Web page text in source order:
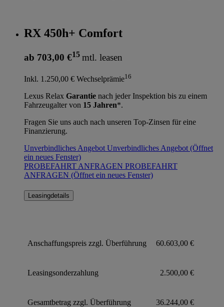
RX 450h+ Comfort
ab 703,00 €15 mtl. leasen
Inkl. 1.250,00 € Wechselprämie16
Lexus Relax Garantie nach jeder Inspektion bis zu einem
Fahrzeugalter von 15 Jahren*.
Fragen Sie uns auch nach unseren Top-Zinsen für eine
Finanzierung.
Unverbindliches Angebot Unverbindliches Angebot (Öffnet
ein neues Fenster)
PROBEFAHRT ANFRAGEN PROBEFAHRT
ANFRAGEN (Öffnet ein neues Fenster)
Leasingdetails
Anschaffungspreis zzgl. Überführung 60.603,00 €
Leasingsonderzahlung 2.500,00 €
Gesamtbetrag zzgl. Überführung 36.244,00 €